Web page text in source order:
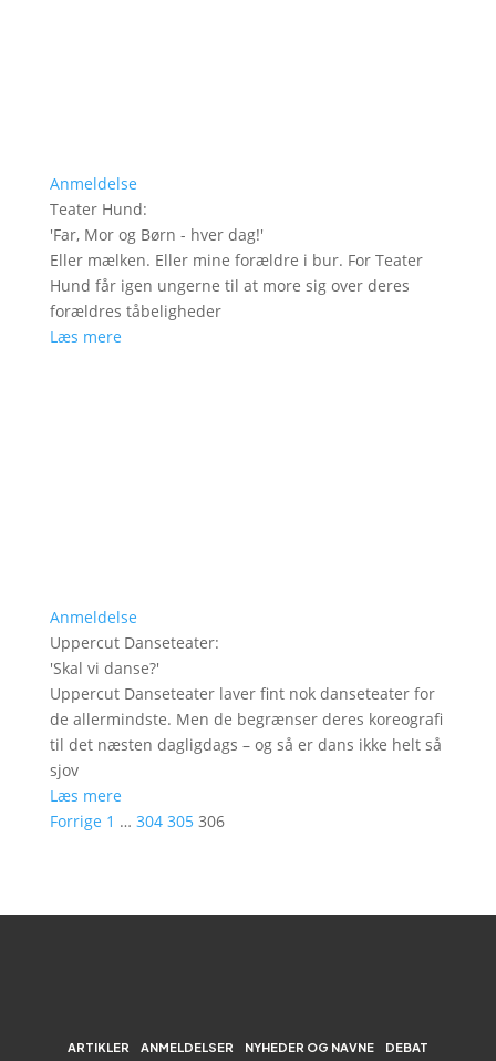
Anmeldelse
Teater Hund:
'Far, Mor og Børn - hver dag!'
Eller mælken. Eller mine forældre i bur. For Teater
Hund får igen ungerne til at more sig over deres
forældres tåbeligheder
Læs mere
Anmeldelse
Uppercut Danseteater:
'Skal vi danse?'
Uppercut Danseteater laver fint nok danseteater for
de allermindste. Men de begrænser deres koreografi
til det næsten dagligdags – og så er dans ikke helt så
sjov
Læs mere
Forrige 1 … 304 305 306
ARTIKLER ANMELDELSER NYHEDER OG NAVNE DEBAT